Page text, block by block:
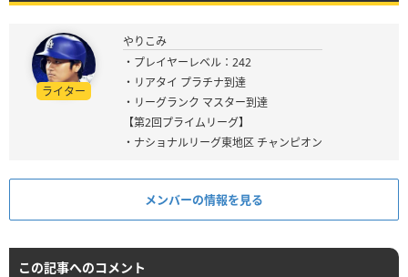
ライター
やりこみ
・プレイヤーレベル：242
・リアタイ プラチナ到達
・リーグランク マスター到達
【第2回プライムリーグ】
・ナショナルリーグ東地区 チャンピオン
メンバーの情報を見る
この記事へのコメント